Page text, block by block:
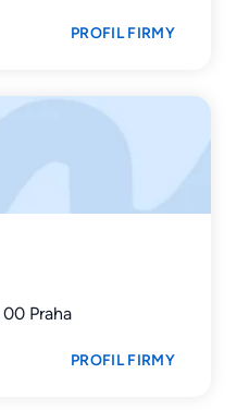
PROFIL FIRMY
Praha
PROFIL FIRMY